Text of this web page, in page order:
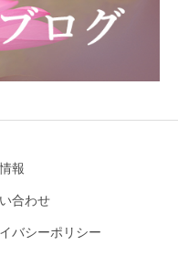
報
合わせ
バシーポリシー